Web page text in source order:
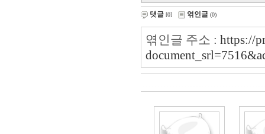
댓글 [0] 엮인글 (0)
엮인글 주소 :https://